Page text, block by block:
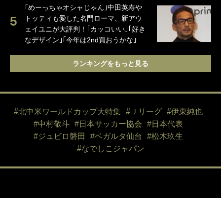
｢めーっちゃオシャじゃん｣中田英寿や
トッティも愛した名門ローマ、新アウ
ェイユニが大評判！｢カッコいい｣｢好き
なデザイン｣｢今年は2nd買おうかな｣
ランキングをもっと見る
#北中米ワールドカップ大特集 #Ｊリーグ
#伊東純也
#中村敬斗
#日本サッカー協会
#日本代表
#ジュビロ磐田
#ベガルタ仙台
#松木玖生
#なでしこジャパン